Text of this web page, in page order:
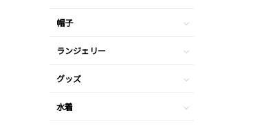
帽子
ランジェリー
グッズ
水着